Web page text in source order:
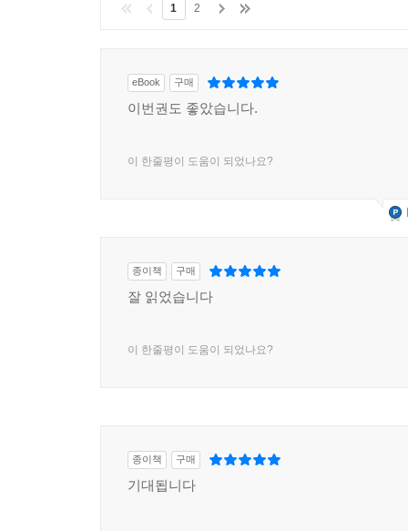
1 2
eBook 구매
이번권도 좋았습니다.
이 한줄평이 도움이 되었나요?
종이책 구매
잘 읽었습니다
이 한줄평이 도움이 되었나요?
종이책 구매
기대됩니다